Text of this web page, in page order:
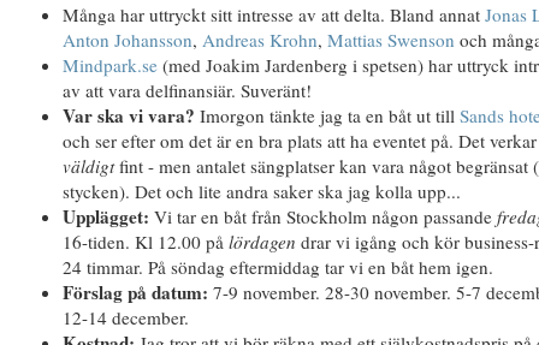
Många har uttryckt sitt intresse av att delta. Bland annat Jonas
Anton Johansson, Andreas Krohn, Mattias Swenson och
Mindpark.se (med Joakim Jardenberg i spetsen) har uttryck
av att vara delfinansiär. Suveränt!
Var ska vi vara? Imorgon tänkte jag ta en båt ut till Sands
och ser efter om det är en bra plats att ha eventet på. Det verkar
väldigtfint - men antalet sängplatser kan vara något begränsat
stycken). Det och lite andra saker ska jag kolla upp...
Upplägget: Vi tar en båt från Stockholm någon passande
16-tiden. Kl 12.00 på lördagen drar vi igång och kör business-
24 timmar. På söndag eftermiddag tar vi en båt hem igen.
Förslag på datum: 7-9 november. 28-30 november. 5-7
12-14 december.